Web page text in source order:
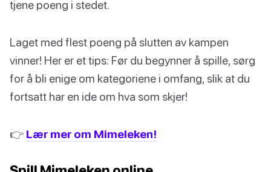
tjene poeng i stedet.
Laget med flest poeng på slutten av kampen
vinner! Her er et tips: Før du begynner å spille, sørg
for å bli enige om kategoriene i omfang, slik at du
fortsatt har en ide om hva som skjer!
👉 Lær mer om Mimeleken!